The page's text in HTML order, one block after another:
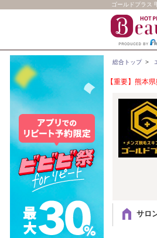
ゴールドプラス
総合トップ>
【重要】熊本
サロ